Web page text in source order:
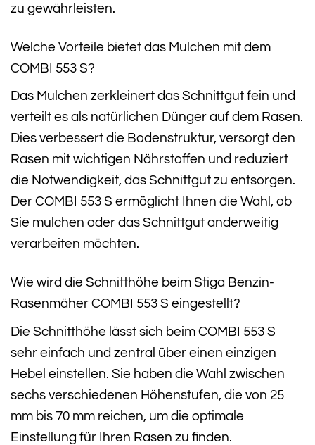
zu gewährleisten.
Welche Vorteile bietet das Mulchen mit dem
COMBI 553 S?
Das Mulchen zerkleinert das Schnittgut fein und
verteilt es als natürlichen Dünger auf dem Rasen.
Dies verbessert die Bodenstruktur, versorgt den
Rasen mit wichtigen Nährstoffen und reduziert
die Notwendigkeit, das Schnittgut zu entsorgen.
Der COMBI 553 S ermöglicht Ihnen die Wahl, ob
Sie mulchen oder das Schnittgut anderweitig
verarbeiten möchten.
Wie wird die Schnitthöhe beim Stiga Benzin-
Rasenmäher COMBI 553 S eingestellt?
Die Schnitthöhe lässt sich beim COMBI 553 S
sehr einfach und zentral über einen einzigen
Hebel einstellen. Sie haben die Wahl zwischen
sechs verschiedenen Höhenstufen, die von 25
mm bis 70 mm reichen, um die optimale
Einstellung für Ihren Rasen zu finden.